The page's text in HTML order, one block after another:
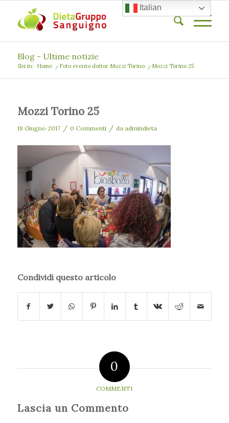
Blog - Ultime notizie
Sei in: Home / Foto evento dottor Mozzi Torino / Mozzi Torino 25
Mozzi Torino 25
18 Giugno 2017 / 0 Commenti / da admindieta
Condividi questo articolo
0
COMMENTI
Lascia un Commento
Italian